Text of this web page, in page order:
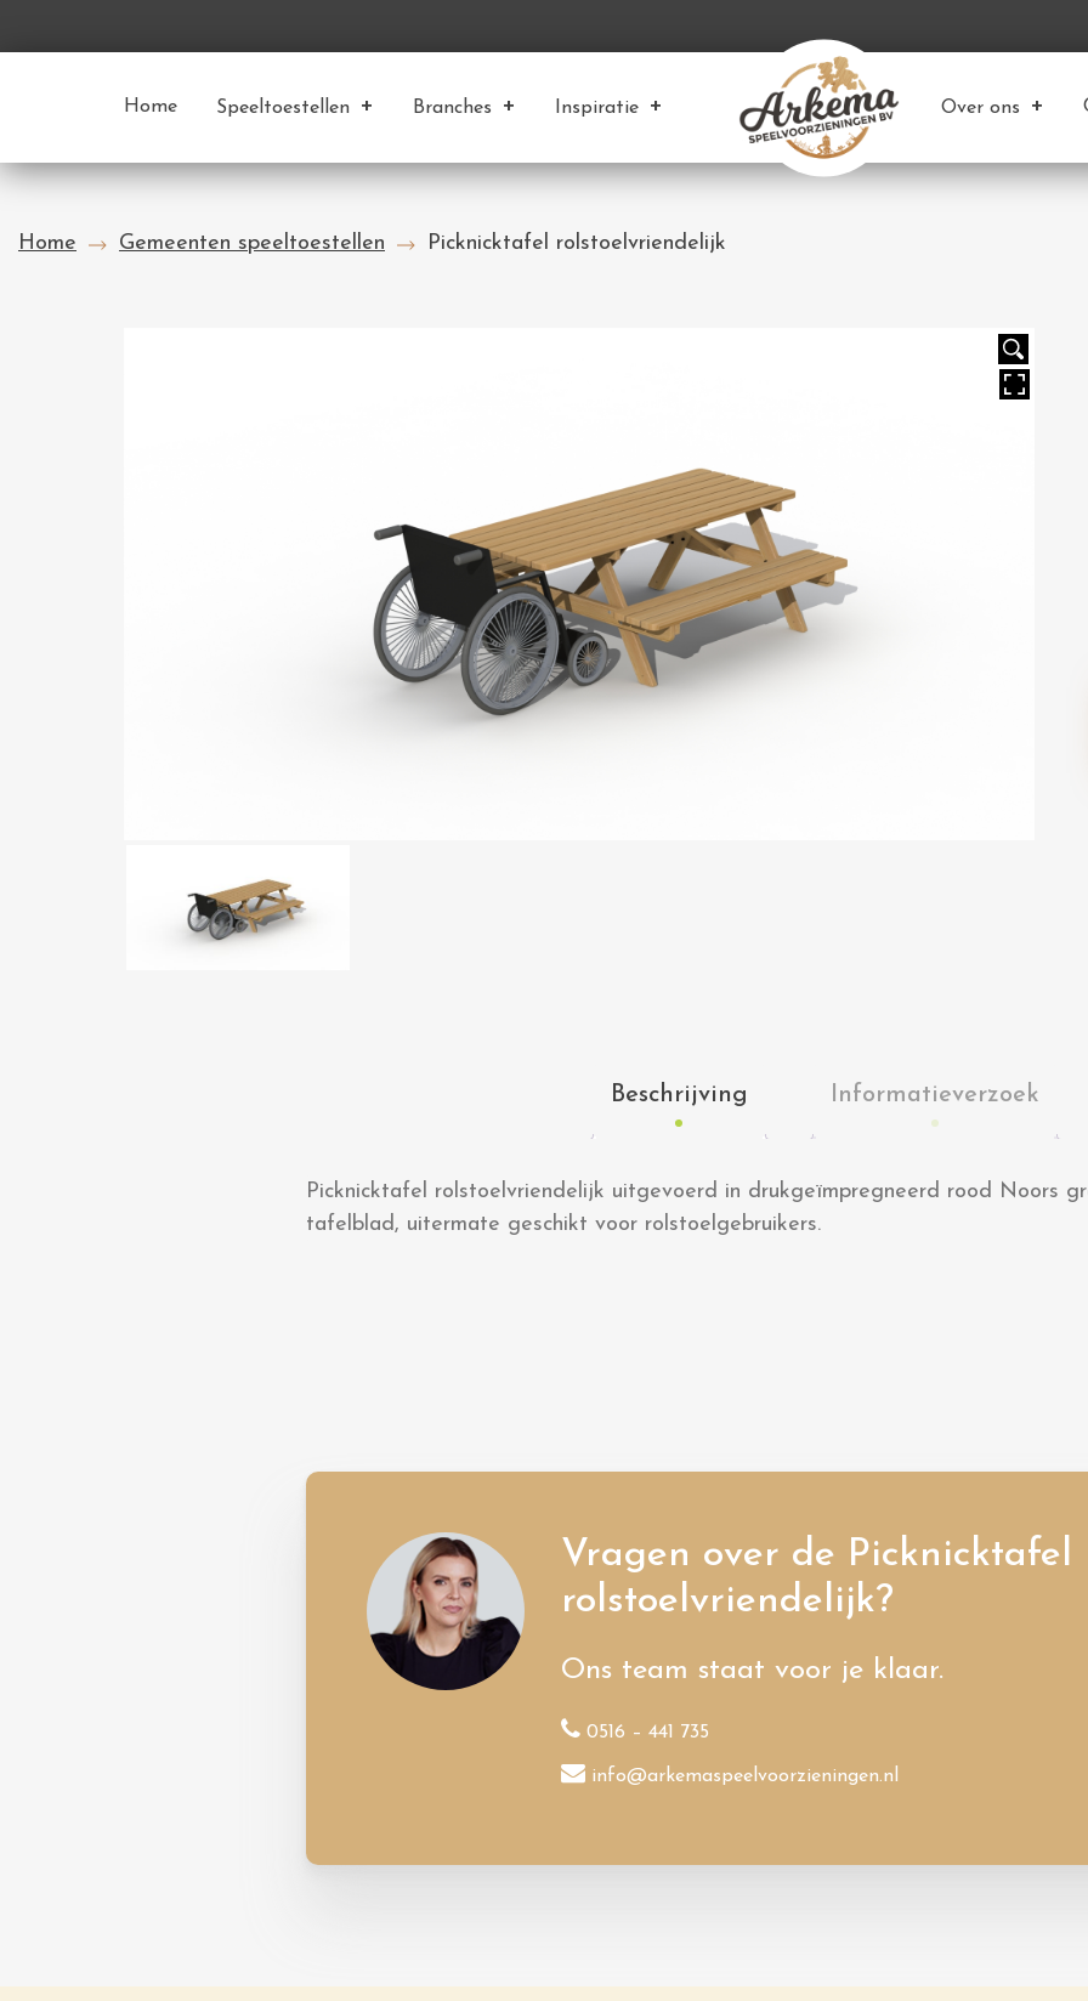
Home Speeltoestellen Branches Inspiratie Over ons
Home Gemeenten speeltoestellen Picknicktafel rolstoelvriendelijk
Beschrijving Informatieverzoek
Picknicktafel rolstoelvriendelijk uitgevoerd in drukgeïmpregneerd rood Noors
tafelblad, uitermate geschikt voor rolstoelgebruikers.
Vragen over de Picknicktafel
rolstoelvriendelijk?
Ons team staat voor je klaar.
0516 – 441 735
info@arkemaspeelvoorzieningen.nl